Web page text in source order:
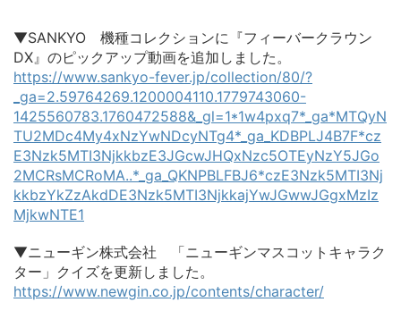
▼SANKYO 機種コレクションに『フィーバークラウン
DX』のピックアップ動画を追加しました。
https://www.sankyo-fever.jp/collection/80/?
_ga=2.59764269.1200004110.1779743060-
1425560783.1760472588&_gl=1*1w4pxq7*_ga*MTQyN
TU2MDc4My4xNzYwNDcyNTg4*_ga_KDBPLJ4B7F*cz
E3Nzk5MTI3NjkkbzE3JGcwJHQxNzc5OTEyNzY5JGo
2MCRsMCRoMA..*_ga_QKNPBLFBJ6*czE3Nzk5MTI3Nj
kkbzYkZzAkdDE3Nzk5MTI3NjkkajYwJGwwJGgxMzIz
MjkwNTE1
▼ニューギン株式会社 「ニューギンマスコットキャラク
ター」クイズを更新しました。
https://www.newgin.co.jp/contents/character/